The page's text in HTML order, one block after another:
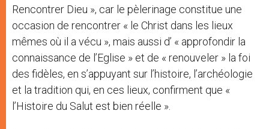
Rencontrer Dieu », car le pèlerinage constitue une
occasion de rencontrer « le Christ dans les lieux
mêmes où il a vécu », mais aussi d’ « approfondir la
connaissance de l’Eglise » et de « renouveler » la foi
des fidèles, en s’appuyant sur l’histoire, l’archéologie
et la tradition qui, en ces lieux, confirment que «
l’Histoire du Salut est bien réelle ».